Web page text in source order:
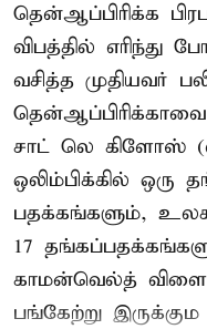
தென்ஆப்பிரிக்க
விபத்தில் எரிந்து
வசித்த முதியவர்
சாட் லெ கிளோஸ்
ஒலிம்பிக்கில்
பதக்கங்களும், உலக
17
காமன்வெல்த்
பங்கேற்று இருக்கும